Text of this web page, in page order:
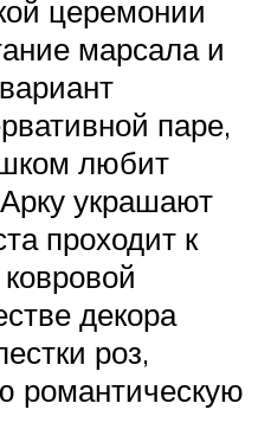
церемонии
марсала и
паре,
любит
украшают
проходит к
декора
роз,
романтическую